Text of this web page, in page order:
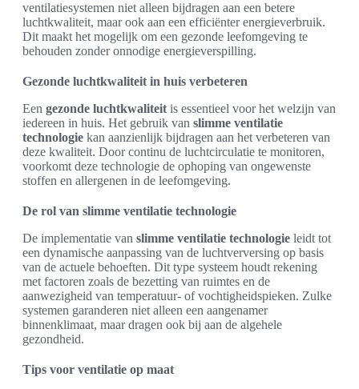
ventilatiesystemen niet alleen bijdragen aan een betere
luchtkwaliteit, maar ook aan een efficiënter energieverbruik.
Dit maakt het mogelijk om een gezonde leefomgeving te
behouden zonder onnodige energieverspilling.
Gezonde luchtkwaliteit in huis verbeteren
Een gezonde luchtkwaliteit is essentieel voor het welzijn van
iedereen in huis. Het gebruik van slimme ventilatie
technologie kan aanzienlijk bijdragen aan het verbeteren van
deze kwaliteit. Door continu de luchtcirculatie te monitoren,
voorkomt deze technologie de ophoping van ongewenste
stoffen en allergenen in de leefomgeving.
De rol van slimme ventilatie technologie
De implementatie van slimme ventilatie technologie leidt tot
een dynamische aanpassing van de luchtverversing op basis
van de actuele behoeften. Dit type systeem houdt rekening
met factoren zoals de bezetting van ruimtes en de
aanwezigheid van temperatuur- of vochtigheidspieken. Zulke
systemen garanderen niet alleen een aangenamer
binnenklimaat, maar dragen ook bij aan de algehele
gezondheid.
Tips voor ventilatie op maat